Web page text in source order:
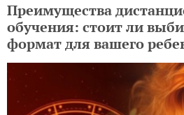
Преимущества
обучения: стоит ли
формат для вашего